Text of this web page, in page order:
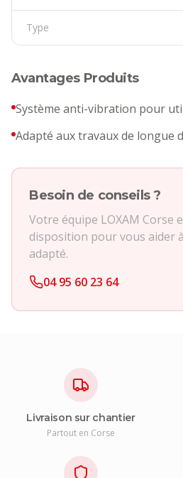
Type
Avantages Produits
Système anti-vibration pour
Adapté aux travaux de longue
Besoin de conseils ?
Votre équipe LOXAM Corse
disposition pour vous aider
adapté.
04 95 60 23 64
Livraison sur chantier
Partout en Corse